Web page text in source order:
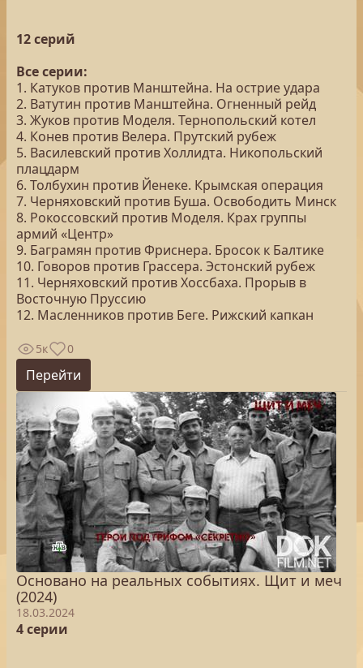
12 серий
Все серии:
1. Катуков против Манштейна. На острие удара
2. Ватутин против Манштейна. Огненный рейд
3. Жуков против Моделя. Тернопольский котел
4. Конев против Велера. Прутский рубеж
5. Василевский против Холлидта. Никопольский
плацдарм
6. Толбухин против Йенеке. Крымская операция
7. Черняховский против Буша. Освободить Минск
8. Рокоссовский против Моделя. Крах группы
армий «Центр»
9. Баграмян против Фриснера. Бросок к Балтике
10. Говоров против Грассера. Эстонский рубеж
11. Черняховский против Хоссбаха. Прорыв в
Восточную Пруссию
12. Масленников против Беге. Рижский капкан
5к 0
Перейти
Основано на реальных событиях. Щит и меч
(2024)
18.03.2024
4 серии